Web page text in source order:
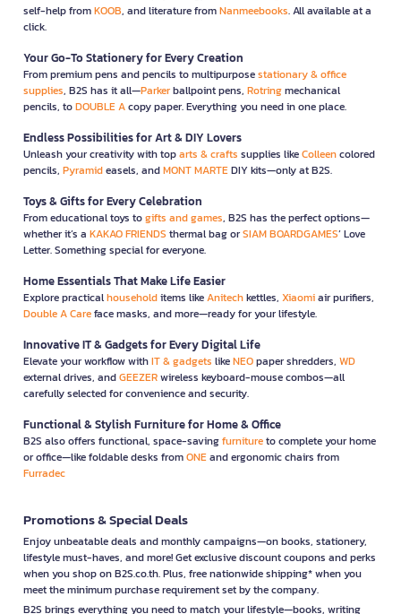
self-help fromKOOB, and literature fromNanmeebooks. All available at a
click.
Your Go-To Stationery for Every Creation
From premium pens and pencils to multipurposestationary & office
supplies, B2S has it all—Parkerballpoint pens, Rotringmechanical
pencils, toDOUBLE Acopy paper. Everything you need in one place.
Endless Possibilities for Art & DIY Lovers
Unleash your creativity with toparts & crafts supplies likeColleencolored
pencils, Pyramideasels, andMONT MARTEDIY kits—only at B2S.
Toys & Gifts for Every Celebration
From educational toys togifts and games, B2S has the perfect options—
whether it’s a KAKAO FRIENDS thermal bag orSIAM BOARDGAMES’ Love
Letter. Something special for everyone.
Home Essentials That Make Life Easier
Explore practicalhouseholditems likeAnitechkettles, Xiaomiair purifiers,
Double A Careface masks, and more—ready for your lifestyle.
Innovative IT & Gadgets for Every Digital Life
Elevate your workflow withIT & gadgets likeNEOpaper shredders, WD
external drives, andGEEZERwireless keyboard-mouse combos—all
carefully selected for convenience and security.
Functional & Stylish Furniture for Home & Office
B2S also offers functional, space-savingfurnitureto complete your home
or office—like foldable desks fromONEand ergonomic chairs from
Furradec
Promotions & Special Deals
Enjoy unbeatable deals and monthly campaigns—on books, stationery,
lifestyle must-haves, and more! Get exclusive discount coupons and perks
when you shop on B2S.co.th. Plus, free nationwide shipping* when you
meet the minimum purchase requirement set by the company.
B2S brings everything you need to match your lifestyle—books, writing